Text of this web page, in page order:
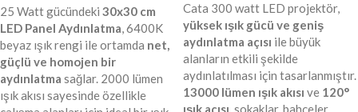
25 Watt gücündeki 30x30 cm
LED Panel Aydınlatma, 6400K
beyaz ışık rengi ile ortamda net,
güçlü ve homojen bir
aydınlatma sağlar. 2000 lümen
ışık akısı sayesinde özellikle
Cata 300 watt LED projektör,
yüksek ışık gücü ve geniş
aydınlatma açısı ile büyük
alanların etkili şekilde
aydınlatılması için tasarlanmıştır.
13000 lümen ışık akısı ve 120°
ışık açısı, sokaklar, bahçeler,